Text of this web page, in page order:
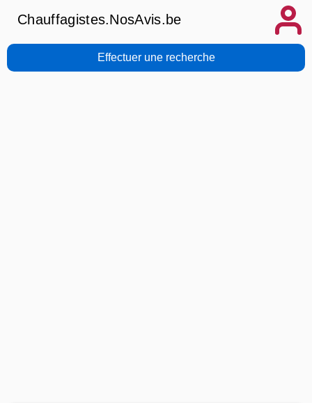
Chauffagistes.NosAvis.be
Effectuer une recherche